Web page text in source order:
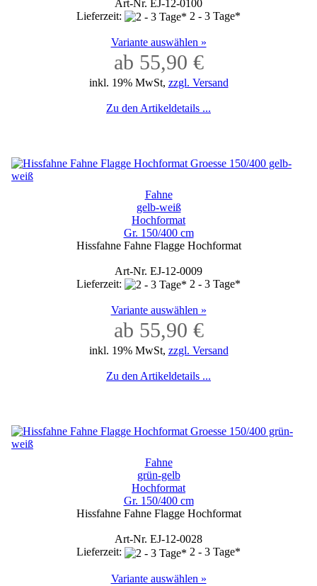
Art-Nr. EJ-12-0100
Lieferzeit:
2 - 3 Tage*
Variante auswählen »
ab 55,90 €
inkl. 19% MwSt, zzgl. Versand
Zu den Artikeldetails ...
Fahne
gelb-weiß
Hochformat
Gr. 150/400 cm
Hissfahne Fahne Flagge Hochformat
Art-Nr. EJ-12-0009
Lieferzeit:
2 - 3 Tage*
Variante auswählen »
ab 55,90 €
inkl. 19% MwSt, zzgl. Versand
Zu den Artikeldetails ...
Fahne
grün-gelb
Hochformat
Gr. 150/400 cm
Hissfahne Fahne Flagge Hochformat
Art-Nr. EJ-12-0028
Lieferzeit:
2 - 3 Tage*
Variante auswählen »